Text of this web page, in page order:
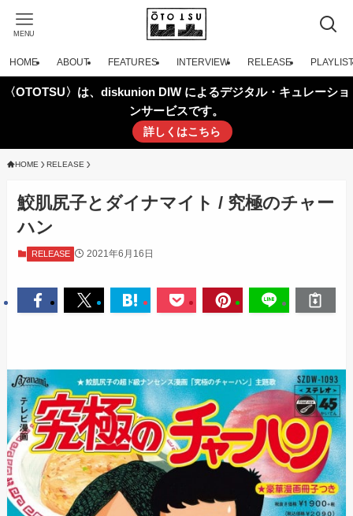
MENU
HOME ABOUT FEATURES INTERVIEW RELEASE PLAYLIST
〈OTOTSU〉は、diskunion DIW によるデジタル・キュレーショ
ンサービスです。
詳しくはこちら
HOME RELEASE
鮫肌尻子とダイナマイト / 究極のチャー
ハン
RELEASE 2021年6月16日